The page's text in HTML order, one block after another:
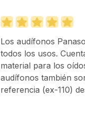
Los audífonos
todos los usos.
material para los
audífonos también
referencia (ex-110)